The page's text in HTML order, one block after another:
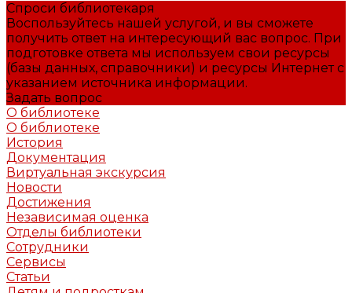
Спроси библиотекаря
Воспользуйтесь нашей услугой, и вы сможете
получить ответ на интересующий вас вопрос. При
подготовке ответа мы используем свои ресурсы
(базы данных, справочники) и ресурсы Интернет с
указанием источника информации.
Задать вопрос
О библиотеке
О библиотеке
История
Документация
Виртуальная экскурсия
Новости
Достижения
Независимая оценка
Отделы библиотеки
Сотрудники
Сервисы
Статьи